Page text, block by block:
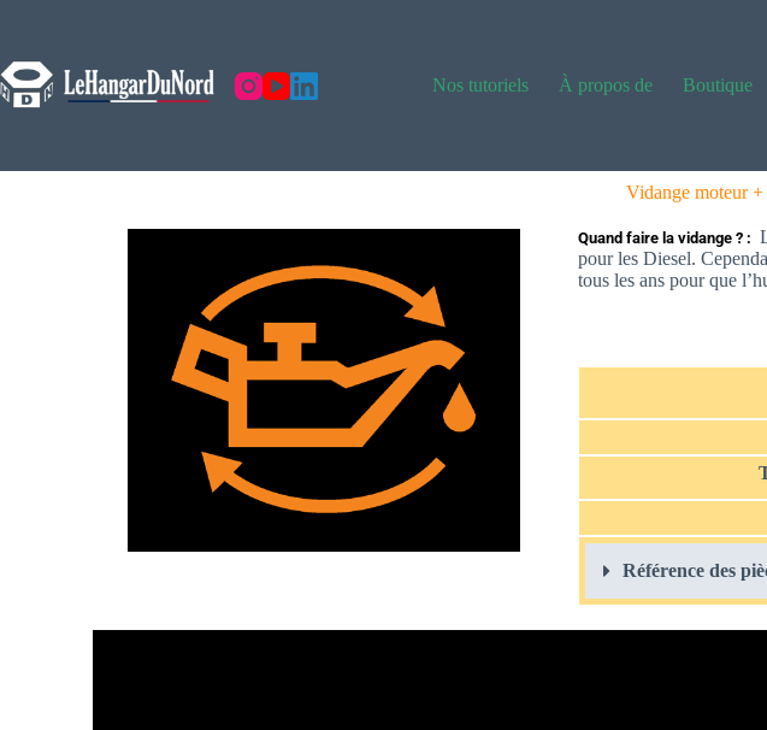
Nos tutoriels À propos de Boutique
Vidange moteur
Quand faire la vidange ? :
pour les Diesel.
tous les ans pour que
Temps
Référence des